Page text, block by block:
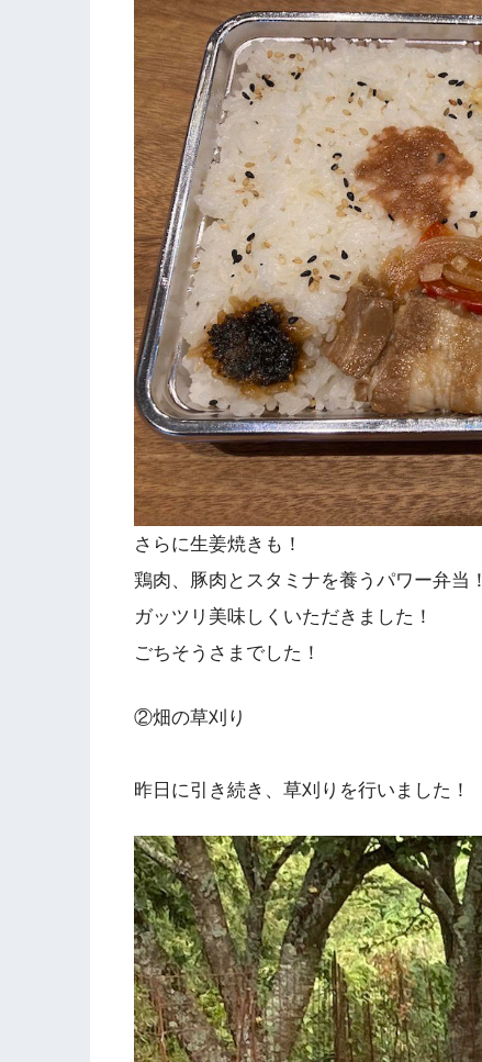
さらに生姜焼きも！
鶏肉、豚肉とスタミナを養うパワー弁当！
ガッツリ美味しくいただきました！
ごちそうさまでした！
②畑の草刈り
昨日に引き続き、草刈りを行いました！